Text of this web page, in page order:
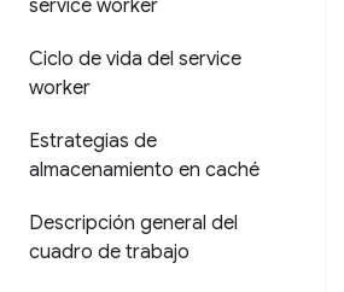
service worker
Ciclo de vida del service
worker
Estrategias de
almacenamiento en caché
Descripción general del
cuadro de trabajo